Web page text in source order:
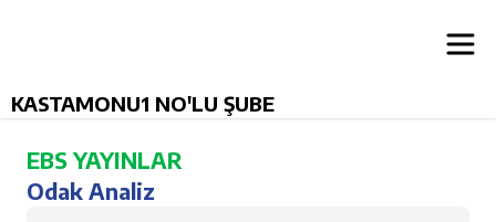
KASTAMONU1 NO'LU ŞUBE
EBS YAYINLAR
Odak Analiz